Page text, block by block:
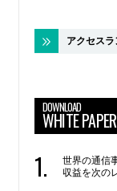
アクセス
DOWNLOAD
WHITE
世界の通信
収益を次の